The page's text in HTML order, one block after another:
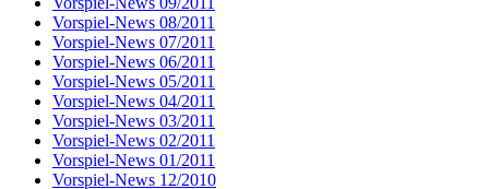
Vorspiel-News 08/2011
Vorspiel-News 07/2011
Vorspiel-News 06/2011
Vorspiel-News 05/2011
Vorspiel-News 04/2011
Vorspiel-News 03/2011
Vorspiel-News 02/2011
Vorspiel-News 01/2011
Vorspiel-News 12/2010